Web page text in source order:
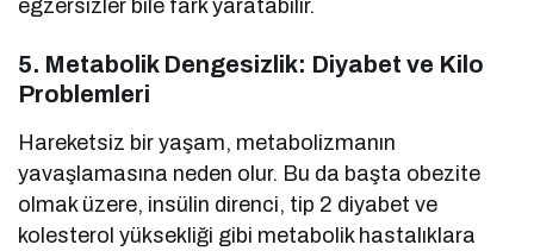
egzersizler bile fark yaratabilir.
5. Metabolik Dengesizlik: Diyabet ve Kilo
Problemleri
Hareketsiz bir yaşam, metabolizmanın
yavaşlamasına neden olur. Bu da başta obezite
olmak üzere, insülin direnci, tip 2 diyabet ve
kolesterol yüksekliği gibi metabolik hastalıklara